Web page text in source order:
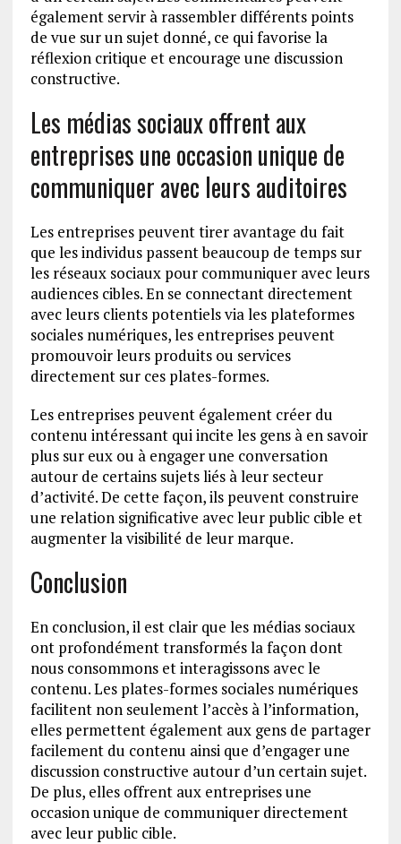
également servir à rassembler différents points
de vue sur un sujet donné, ce qui favorise la
réflexion critique et encourage une discussion
constructive.
Les médias sociaux offrent aux
entreprises une occasion unique de
communiquer avec leurs auditoires
Les entreprises peuvent tirer avantage du fait
que les individus passent beaucoup de temps sur
les réseaux sociaux pour communiquer avec leurs
audiences cibles. En se connectant directement
avec leurs clients potentiels via les plateformes
sociales numériques, les entreprises peuvent
promouvoir leurs produits ou services
directement sur ces plates-formes.
Les entreprises peuvent également créer du
contenu intéressant qui incite les gens à en savoir
plus sur eux ou à engager une conversation
autour de certains sujets liés à leur secteur
d’activité. De cette façon, ils peuvent construire
une relation significative avec leur public cible et
augmenter la visibilité de leur marque.
Conclusion
En conclusion, il est clair que les médias sociaux
ont profondément transformés la façon dont
nous consommons et interagissons avec le
contenu. Les plates-formes sociales numériques
facilitent non seulement l’accès à l’information,
elles permettent également aux gens de partager
facilement du contenu ainsi que d’engager une
discussion constructive autour d’un certain sujet.
De plus, elles offrent aux entreprises une
occasion unique de communiquer directement
avec leur public cible.